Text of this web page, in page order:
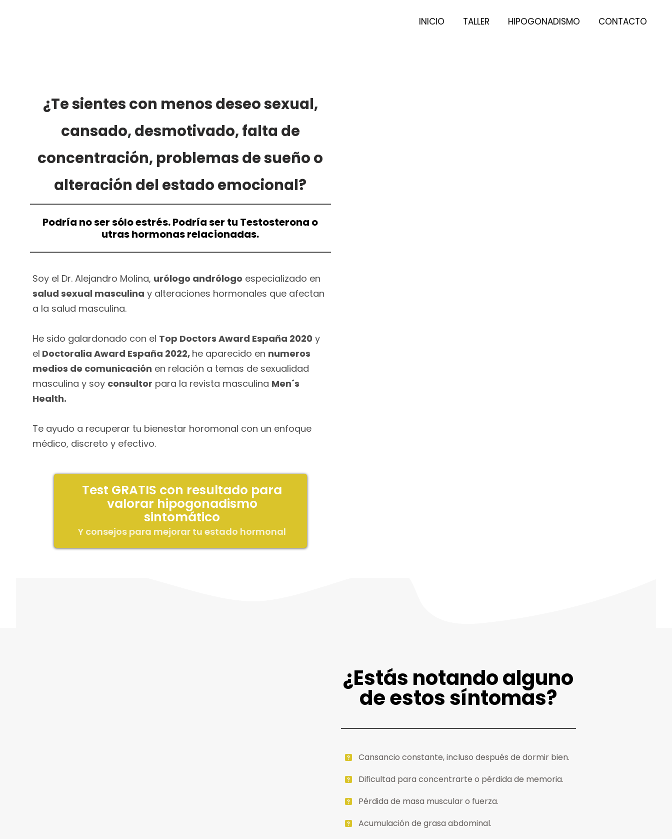
INICIO TALLER HIPOGONADISMO CONTACTO
¿Te sientes con menos deseo sexual,
cansado, desmotivado, falta de
concentración, problemas de sueño o
alteración del estado emocional?
Podría no ser sólo estrés. Podría ser tu Testosterona o
utras hormonas relacionadas.
Soy el Dr. Alejandro Molina, urólogo andrólogo especializado en
salud sexual masculina y alteraciones hormonales que afectan
a la salud masculina.
He sido galardonado con el Top Doctors Award España 2020 y
el Doctoralia Award España 2022, he aparecido en numeros
medios de comunicación en relación a temas de sexualidad
masculina y soy consultor para la revista masculina Men´s
Health.
Te ayudo a recuperar tu bienestar horomonal con un enfoque
médico, discreto y efectivo.
Test GRATIS con resultado para
valorar hipogonadismo
sintomático
Y consejos para mejorar tu estado hormonal
¿Estás notando alguno
de estos síntomas?
Cansancio constante, incluso después de dormir bien.
Dificultad para concentrarte o pérdida de memoria.
Pérdida de masa muscular o fuerza.
Acumulación de grasa abdominal.